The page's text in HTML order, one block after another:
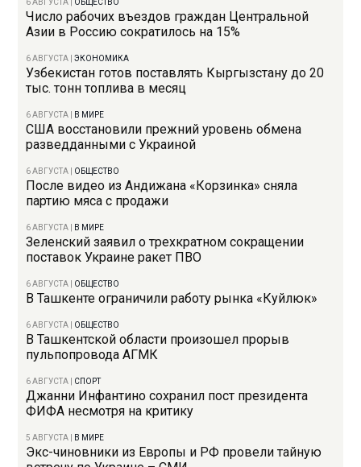
6 АВГУСТА ОБЩЕСТВО
Число рабочих въездов граждан Центральной
Азии в Россию сократилось на 15%
6 АВГУСТА |ЭКОНОМИКА
Узбекистан готов поставлять Кыргызстану до 20
тыс. тонн топлива в месяц
6 АВГУСТА В МИРЕ
США восстановили прежний уровень обмена
разведданными с Украиной
6 АВГУСТА ОБЩЕСТВО
После видео из Андижана «Корзинка» сняла
партию мяса с продажи
6 АВГУСТА В МИРЕ
Зеленский заявил о трехкратном сокращении
поставок Украине ракет ПВО
6 АВГУСТА ОБЩЕСТВО
В Ташкенте ограничили работу рынка «Куйлюк»
6 АВГУСТА ОБЩЕСТВО
В Ташкентской области произошел прорыв
пульпопровода АГМК
6 АВГУСТА СПОРТ
Джанни Инфантино сохранил пост президента
ФИФА несмотря на критику
5 АВГУСТА В МИРЕ
Экс-чиновники из Европы и РФ провели тайную